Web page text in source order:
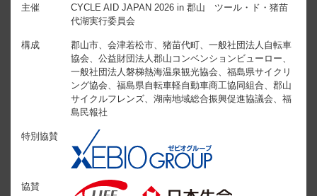
主催
CYCLE AID JAPAN 2026 in 郡山 ツール・ド・猪苗
代湖実行委員会
構成
郡山市、会津若松市、猪苗代町、一般社団法人自転車
協会、公益財団法人郡山コンベンションビューロー、
一般社団法人磐梯熱海温泉観光協会、福島県サイクリ
ング協会、福島県自転車軽自動車商工協同組合、郡山
サイクルフレンズ、湖南地域総合振興促進協議会、福
島民報社
特別協賛
協賛